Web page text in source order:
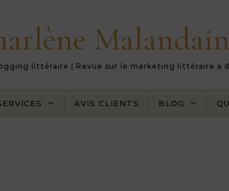
Malandain
littéraire | Revue sur le marketing littéraire à
AVIS CLIENTS BLOG